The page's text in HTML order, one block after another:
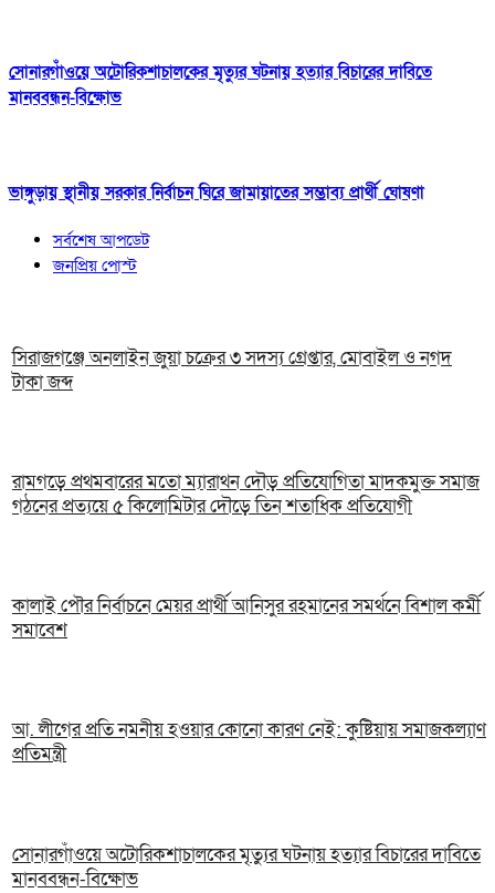
সোনারগাঁওয়ে অটোরিকশাচালকের মৃত্যুর ঘটনায় হত্যার বিচারের দাবিতে
মানববন্ধন-বিক্ষোভ
ভাঙ্গুড়ায় স্থানীয় সরকার নির্বাচন ঘিরে জামায়াতের সম্ভাব্য প্রার্থী ঘোষণা
সর্বশেষ আপডেট
জনপ্রিয় পোস্ট
সিরাজগঞ্জে অনলাইন জুয়া চক্রের ৩ সদস্য গ্রেপ্তার, মোবাইল ও নগদ
টাকা জব্দ
রামগড়ে প্রথমবারের মতো ম্যারাথন দৌড় প্রতিযোগিতা মাদকমুক্ত সমাজ
গঠনের প্রত্যয়ে ৫ কিলোমিটার দৌড়ে তিন শতাধিক প্রতিযোগী
কালাই পৌর নির্বাচনে মেয়র প্রার্থী আনিসুর রহমানের সমর্থনে বিশাল কর্মী
সমাবেশ
আ. লীগের প্রতি নমনীয় হওয়ার কোনো কারণ নেই: কুষ্টিয়ায় সমাজকল্যাণ
প্রতিমন্ত্রী
সোনারগাঁওয়ে অটোরিকশাচালকের মৃত্যুর ঘটনায় হত্যার বিচারের দাবিতে
মানববন্ধন-বিক্ষোভ